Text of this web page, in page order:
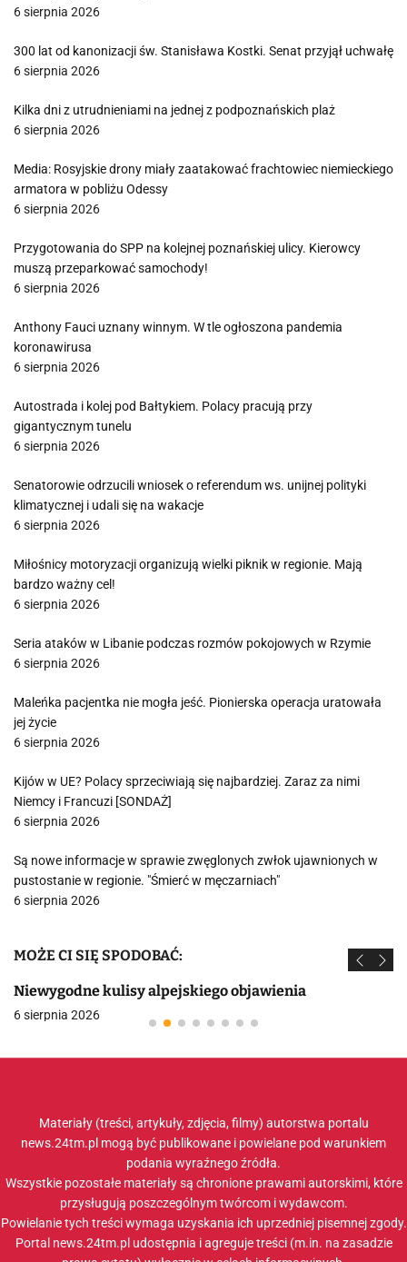
6 sierpnia 2026
300 lat od kanonizacji św. Stanisława Kostki. Senat przyjął uchwałę
6 sierpnia 2026
Kilka dni z utrudnieniami na jednej z podpoznańskich plaż
6 sierpnia 2026
Media: Rosyjskie drony miały zaatakować frachtowiec niemieckiego
armatora w pobliżu Odessy
6 sierpnia 2026
Przygotowania do SPP na kolejnej poznańskiej ulicy. Kierowcy
muszą przeparkować samochody!
6 sierpnia 2026
Anthony Fauci uznany winnym. W tle ogłoszona pandemia
koronawirusa
6 sierpnia 2026
Autostrada i kolej pod Bałtykiem. Polacy pracują przy
gigantycznym tunelu
6 sierpnia 2026
Senatorowie odrzucili wniosek o referendum ws. unijnej polityki
klimatycznej i udali się na wakacje
6 sierpnia 2026
Miłośnicy motoryzacji organizują wielki piknik w regionie. Mają
bardzo ważny cel!
6 sierpnia 2026
Seria ataków w Libanie podczas rozmów pokojowych w Rzymie
6 sierpnia 2026
Maleńka pacjentka nie mogła jeść. Pionierska operacja uratowała
jej życie
6 sierpnia 2026
Kijów w UE? Polacy sprzeciwiają się najbardziej. Zaraz za nimi
Niemcy i Francuzi [SONDAŻ]
6 sierpnia 2026
Są nowe informacje w sprawie zwęglonych zwłok ujawnionych w
pustostanie w regionie. "Śmierć w męczarniach"
6 sierpnia 2026
MOŻE CI SIĘ SPODOBAĆ:
Niewygodne kulisy alpejskiego objawienia
6 sierpnia 2026
Materiały (treści, artykuły, zdjęcia, filmy) autorstwa portalu
news.24tm.pl mogą być publikowane i powielane pod warunkiem
podania wyraźnego źródła.
Wszystkie pozostałe materiały są chronione prawami autorskimi, które
przysługują poszczególnym twórcom i wydawcom.
Powielanie tych treści wymaga uzyskania ich uprzedniej pisemnej zgody.
Portal news.24tm.pl udostępnia i agreguje treści (m.in. na zasadzie